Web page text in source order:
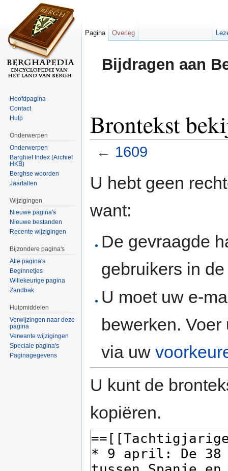
Bijdragen aan
Brontekst
← 1609
U hebt geen
want:
De gevraagde
gebruikers in
U moet uw e-
bewerken.
via uw
U kunt de
kopiëren.
Pagina Overleg
Hoofdpagina
Contact
Hulp
Onderwerpen
Onderwerpen
Barghief Index (Archief
HKB)
Berghse woorden
Jaartallen
Wijzigingen
Nieuwe pagina's
Nieuwe bestanden
Recente wijzigingen
Bijzondere pagina's
Alle pagina's
Beginnetjes
Willekeurige pagina
Zandbak
Hulpmiddelen
Verwijzingen naar deze
pagina
Verwante wijzigingen
Speciale pagina's
Paginagegevens